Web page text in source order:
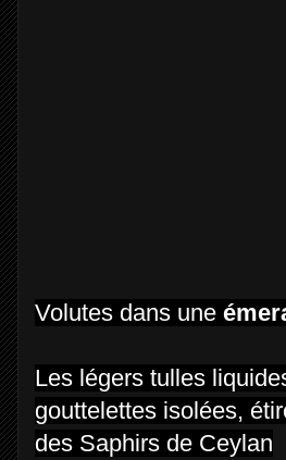
Volutes dans une
Les légers tulles
gouttelettes isolées,
des Saphirs de Ceylan